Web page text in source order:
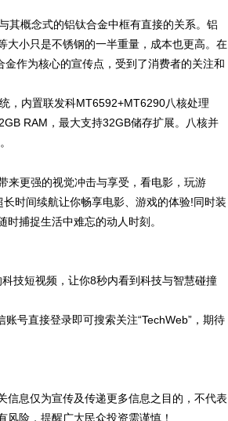
其概念式的铝钛合金中框有直接的关系。铝
大小只是不锈钢的一半重量，成本也更高。在
作为核心的宣传点，受到了消费者的关注和
，内置联发科MT6592+MT6290八核处理
RAM，最大支持32GB储存扩展。八核并
来更强的视觉冲击与享受，看电影，玩游
时间续航让你畅享电影、游戏的体验!同时装
捕捉生活中难忘的动人时刻。
技短视频，让你8秒内看到科技与智慧碰撞
号直接登录即可搜索关注“TechWeb”，期待
信息仅为宣传及传递更多信息之目的，不代表
险，提醒广大民众投资需谨慎！